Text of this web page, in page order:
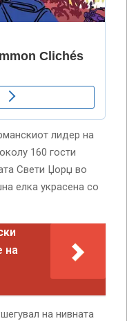
лидер на
160 гости
Свети Џорџ во
елка украсена со
на
на нивната